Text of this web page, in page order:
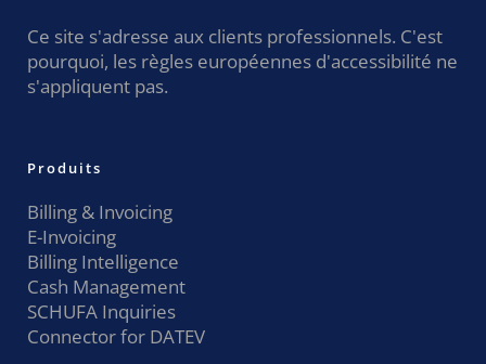
Ce site s'adresse aux clients professionnels. C'est
pourquoi, les règles européennes d'accessibilité ne
s'appliquent pas.
Produits
Billing & Invoicing
E-Invoicing
Billing Intelligence
Cash Management
SCHUFA Inquiries
Connector for DATEV